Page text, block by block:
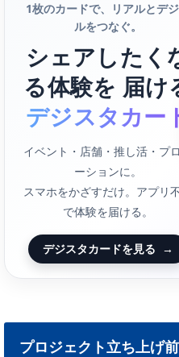
1枚のカードで、リアルとデ
ルをつなぐ。
シェアしたく
る体験を 届け
デジスタカー
イベント・店舗・推し活・プ
ーションに。
スマホをかざすだけ。アプリ
で体験を届ける。
デジスタカードを見る →
プロジェクト立ち上げ